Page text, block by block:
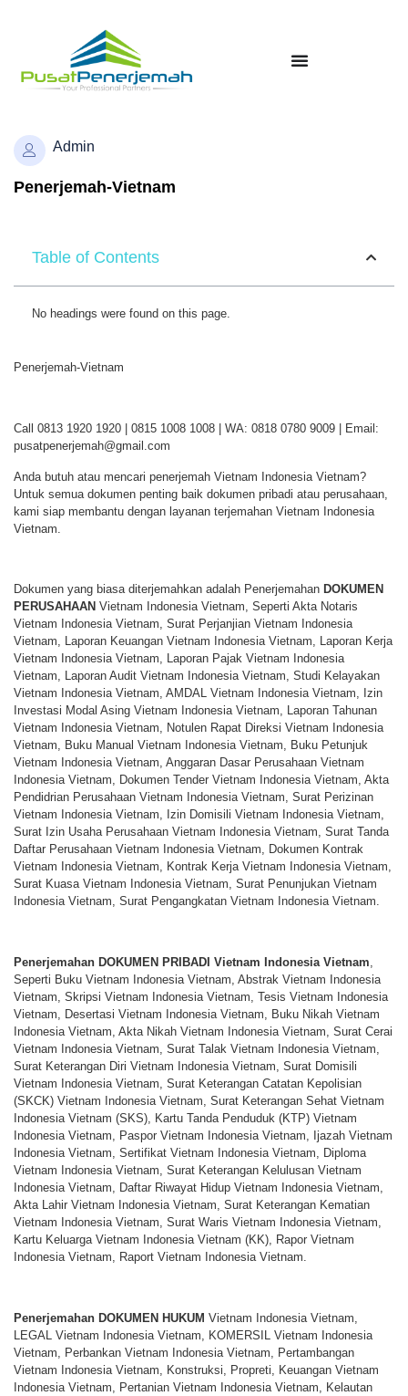
Admin
Penerjemah-Vietnam
Table of Contents
No headings were found on this page.
Penerjemah-Vietnam
Call 0813 1920 1920 | 0815 1008 1008 | WA: 0818 0780 9009 | Email:
pusatpenerjemah@gmail.com
Anda butuh atau mencari penerjemah Vietnam Indonesia Vietnam?
Untuk semua dokumen penting baik dokumen pribadi atau perusahaan,
kami siap membantu dengan layanan terjemahan Vietnam Indonesia
Vietnam.
Dokumen yang biasa diterjemahkan adalah Penerjemahan DOKUMEN
PERUSAHAAN Vietnam Indonesia Vietnam, Seperti Akta Notaris
Vietnam Indonesia Vietnam, Surat Perjanjian Vietnam Indonesia
Vietnam, Laporan Keuangan Vietnam Indonesia Vietnam, Laporan Kerja
Vietnam Indonesia Vietnam, Laporan Pajak Vietnam Indonesia
Vietnam, Laporan Audit Vietnam Indonesia Vietnam, Studi Kelayakan
Vietnam Indonesia Vietnam, AMDAL Vietnam Indonesia Vietnam, Izin
Investasi Modal Asing Vietnam Indonesia Vietnam, Laporan Tahunan
Vietnam Indonesia Vietnam, Notulen Rapat Direksi Vietnam Indonesia
Vietnam, Buku Manual Vietnam Indonesia Vietnam, Buku Petunjuk
Vietnam Indonesia Vietnam, Anggaran Dasar Perusahaan Vietnam
Indonesia Vietnam, Dokumen Tender Vietnam Indonesia Vietnam, Akta
Pendidrian Perusahaan Vietnam Indonesia Vietnam, Surat Perizinan
Vietnam Indonesia Vietnam, Izin Domisili Vietnam Indonesia Vietnam,
Surat Izin Usaha Perusahaan Vietnam Indonesia Vietnam, Surat Tanda
Daftar Perusahaan Vietnam Indonesia Vietnam, Dokumen Kontrak
Vietnam Indonesia Vietnam, Kontrak Kerja Vietnam Indonesia Vietnam,
Surat Kuasa Vietnam Indonesia Vietnam, Surat Penunjukan Vietnam
Indonesia Vietnam, Surat Pengangkatan Vietnam Indonesia Vietnam.
Penerjemahan DOKUMEN PRIBADI Vietnam Indonesia Vietnam,
Seperti Buku Vietnam Indonesia Vietnam, Abstrak Vietnam Indonesia
Vietnam, Skripsi Vietnam Indonesia Vietnam, Tesis Vietnam Indonesia
Vietnam, Desertasi Vietnam Indonesia Vietnam, Buku Nikah Vietnam
Indonesia Vietnam, Akta Nikah Vietnam Indonesia Vietnam, Surat Cerai
Vietnam Indonesia Vietnam, Surat Talak Vietnam Indonesia Vietnam,
Surat Keterangan Diri Vietnam Indonesia Vietnam, Surat Domisili
Vietnam Indonesia Vietnam, Surat Keterangan Catatan Kepolisian
(SKCK) Vietnam Indonesia Vietnam, Surat Keterangan Sehat Vietnam
Indonesia Vietnam (SKS), Kartu Tanda Penduduk (KTP) Vietnam
Indonesia Vietnam, Paspor Vietnam Indonesia Vietnam, Ijazah Vietnam
Indonesia Vietnam, Sertifikat Vietnam Indonesia Vietnam, Diploma
Vietnam Indonesia Vietnam, Surat Keterangan Kelulusan Vietnam
Indonesia Vietnam, Daftar Riwayat Hidup Vietnam Indonesia Vietnam,
Akta Lahir Vietnam Indonesia Vietnam, Surat Keterangan Kematian
Vietnam Indonesia Vietnam, Surat Waris Vietnam Indonesia Vietnam,
Kartu Keluarga Vietnam Indonesia Vietnam (KK), Rapor Vietnam
Indonesia Vietnam, Raport Vietnam Indonesia Vietnam.
Penerjemahan DOKUMEN HUKUM Vietnam Indonesia Vietnam,
LEGAL Vietnam Indonesia Vietnam, KOMERSIL Vietnam Indonesia
Vietnam, Perbankan Vietnam Indonesia Vietnam, Pertambangan
Vietnam Indonesia Vietnam, Konstruksi, Propreti, Keuangan Vietnam
Indonesia Vietnam, Pertanian Vietnam Indonesia Vietnam, Kelautan